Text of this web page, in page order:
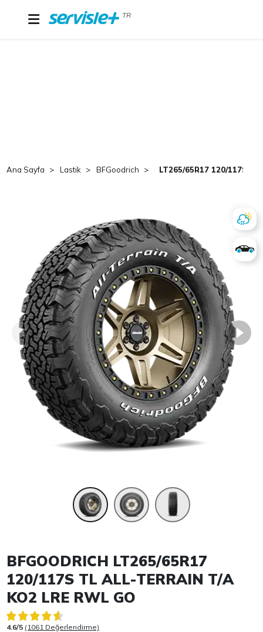
TR
Ana Sayfa Lastik BFGoodrich LT265/65R17 120/117S
Item 1 of 3
BFGOODRICH LT265/65R17
120/117S TL ALL-TERRAIN T/A
KO2 LRE RWL GO
4.6/5 (1061 Değerlendirme)